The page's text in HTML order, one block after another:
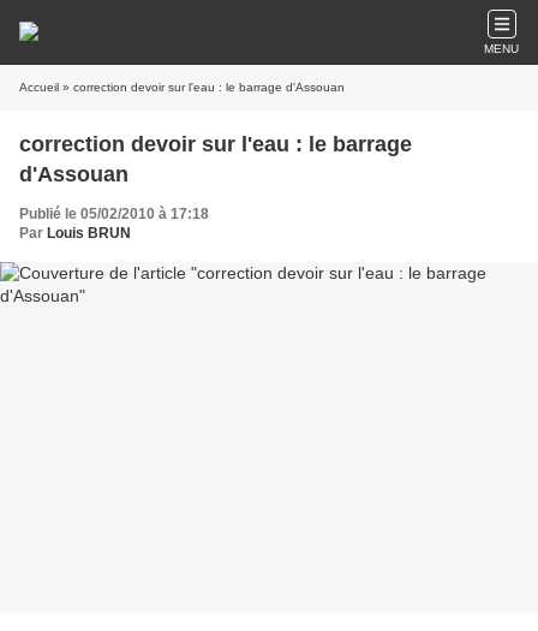
MENU
Accueil » correction devoir sur l'eau : le barrage d'Assouan
correction devoir sur l'eau : le barrage
d'Assouan
Publié le 05/02/2010 à 17:18
Par Louis BRUN